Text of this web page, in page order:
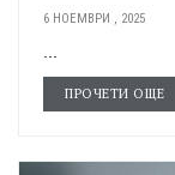
6 НОЕМВРИ , 2025
...
ПРОЧЕТИ ОЩЕ